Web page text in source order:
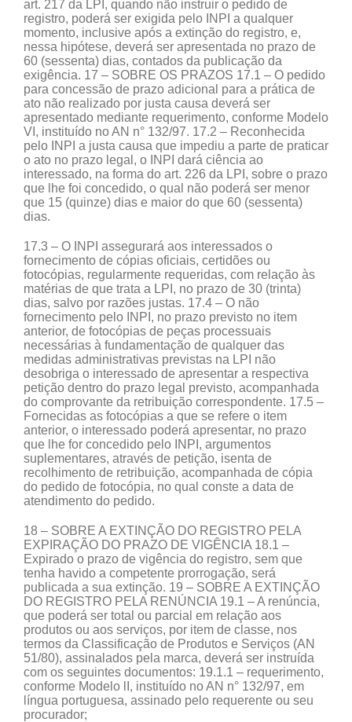
art. 217 da LPI, quando não instruir o pedido de
registro, poderá ser exigida pelo INPI a qualquer
momento, inclusive após a extinção do registro, e,
nessa hipótese, deverá ser apresentada no prazo de
60 (sessenta) dias, contados da publicação da
exigência. 17 – SOBRE OS PRAZOS 17.1 – O pedido
para concessão de prazo adicional para a prática de
ato não realizado por justa causa deverá ser
apresentado mediante requerimento, conforme Modelo
VI, instituído no AN n° 132/97. 17.2 – Reconhecida
pelo INPI a justa causa que impediu a parte de praticar
o ato no prazo legal, o INPI dará ciência ao
interessado, na forma do art. 226 da LPI, sobre o prazo
que lhe foi concedido, o qual não poderá ser menor
que 15 (quinze) dias e maior do que 60 (sessenta)
dias.
17.3 – O INPI assegurará aos interessados o
fornecimento de cópias oficiais, certidões ou
fotocópias, regularmente requeridas, com relação às
matérias de que trata a LPI, no prazo de 30 (trinta)
dias, salvo por razões justas. 17.4 – O não
fornecimento pelo INPI, no prazo previsto no item
anterior, de fotocópias de peças processuais
necessárias à fundamentação de qualquer das
medidas administrativas previstas na LPI não
desobriga o interessado de apresentar a respectiva
petição dentro do prazo legal previsto, acompanhada
do comprovante da retribuição correspondente. 17.5 –
Fornecidas as fotocópias a que se refere o item
anterior, o interessado poderá apresentar, no prazo
que lhe for concedido pelo INPI, argumentos
suplementares, através de petição, isenta de
recolhimento de retribuição, acompanhada de cópia
do pedido de fotocópia, no qual conste a data de
atendimento do pedido.
18 – SOBRE A EXTINÇÃO DO REGISTRO PELA
EXPIRAÇÃO DO PRAZO DE VIGÊNCIA 18.1 –
Expirado o prazo de vigência do registro, sem que
tenha havido a competente prorrogação, será
publicada a sua extinção. 19 – SOBRE A EXTINÇÃO
DO REGISTRO PELA RENÚNCIA 19.1 – A renúncia,
que poderá ser total ou parcial em relação aos
produtos ou aos serviços, por item de classe, nos
termos da Classificação de Produtos e Serviços (AN
51/80), assinalados pela marca, deverá ser instruída
com os seguintes documentos: 19.1.1 – requerimento,
conforme Modelo lI, instituído no AN n° 132/97, em
língua portuguesa, assinado pelo requerente ou seu
procurador;